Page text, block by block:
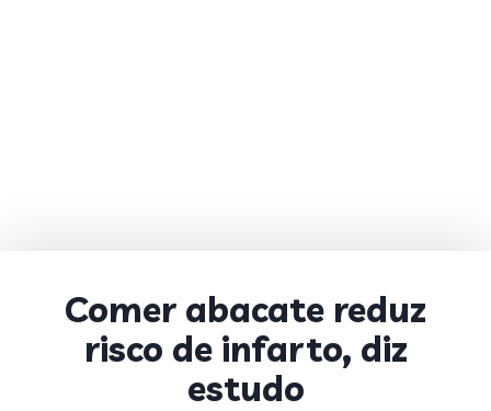
Comer abacate reduz
risco de infarto, diz
estudo